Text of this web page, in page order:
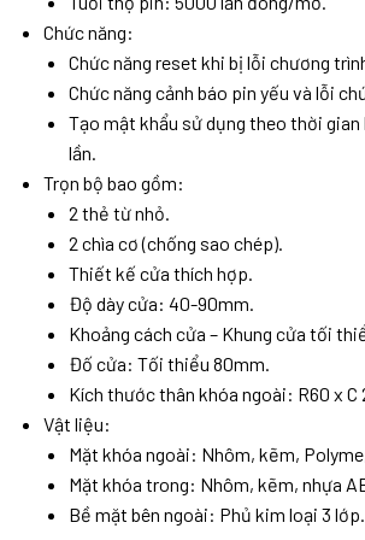
Chức năng:
Chức năng reset khi bị lỗi chương
Chức năng cảnh báo pin yếu và lỗi
Tạo mật khẩu sử dụng theo thời
lần.
Trọn bộ bao gồm:
2 thẻ từ nhỏ.
2 chìa cơ (chống sao chép).
Thiết kế cửa thích hợp.
Độ dày cửa: 40-90mm.
Khoảng cách cửa – Khung cửa tối
Đố cửa: Tối thiểu 80mm.
Kích thước thân khóa ngoài: R60 x C
Vật liệu:
Mặt khóa ngoài: Nhôm, kẽm,
Mặt khóa trong: Nhôm, kẽm, nhựa
Bề mặt bên ngoài: Phủ kim loại 3 lớp.